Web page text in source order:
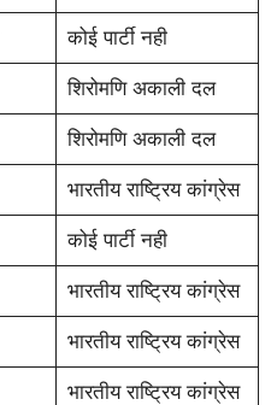
कोई पार्टी नही
शिरोमणि अकाली दल
शिरोमणि अकाली दल
भारतीय राष्ट्रिय कांग्रेस
कोई पार्टी नही
भारतीय राष्ट्रिय कांग्रेस
भारतीय राष्ट्रिय कांग्रेस
भारतीय राष्ट्रिय कांग्रेस